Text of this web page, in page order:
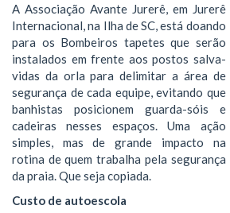
A Associação Avante Jurerê, em Jurerê
Internacional, na Ilha de SC, está doando
para os Bombeiros tapetes que serão
instalados em frente aos postos salva-
vidas da orla para delimitar a área de
segurança de cada equipe, evitando que
banhistas posicionem guarda-sóis e
cadeiras nesses espaços. Uma ação
simples, mas de grande impacto na
rotina de quem trabalha pela segurança
da praia. Que seja copiada.
Custo de autoescola